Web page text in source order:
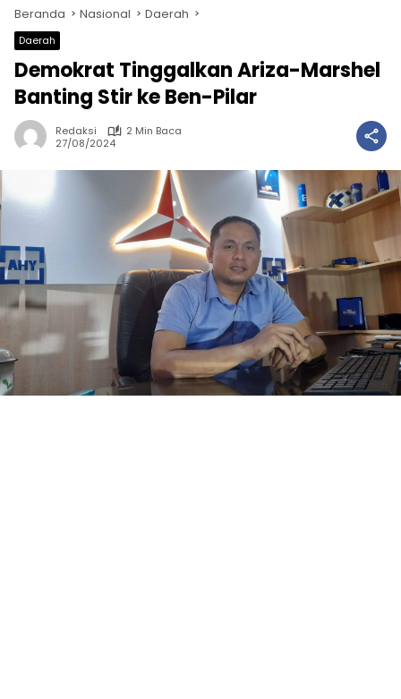
Beranda Nasional Daerah
Daerah
Demokrat Tinggalkan Ariza-Marshel
Banting Stir ke Ben-Pilar
Redaksi
2 Min Baca
27/08/2024